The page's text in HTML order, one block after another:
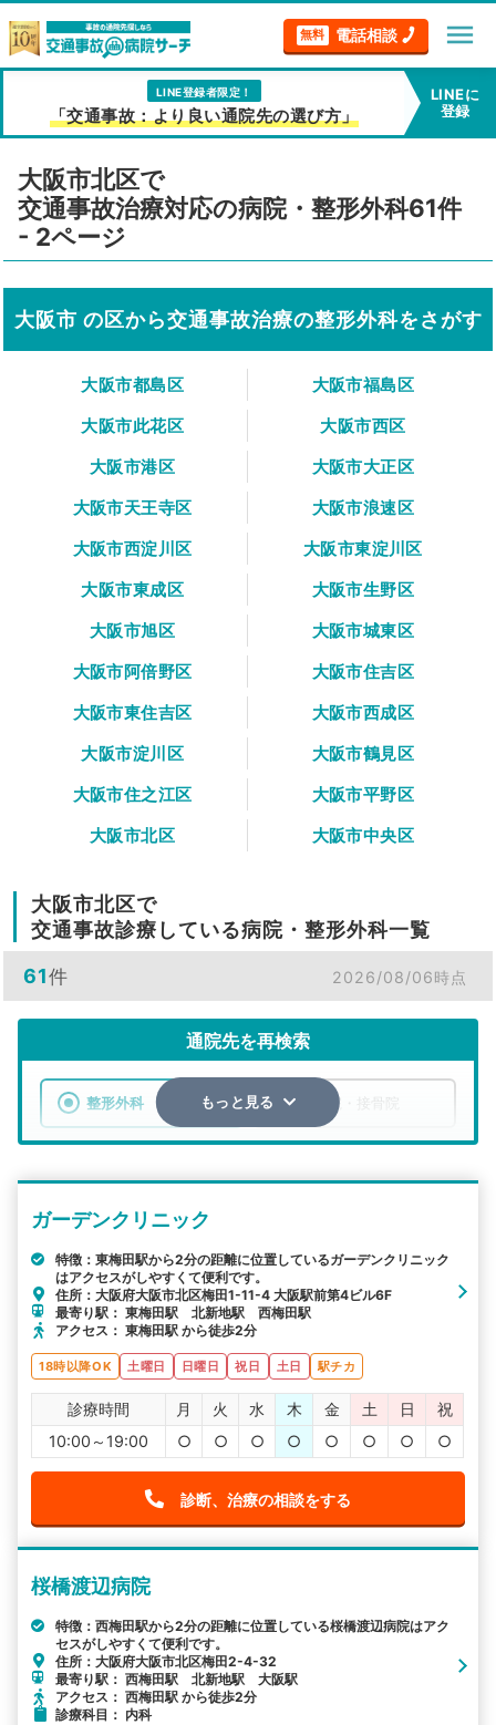
無料 電話相談 menu
LINE登録者限定！
「交通事故：より良い通院先の選び方」
LINEに
登録
大阪市北区で
交通事故治療対応の病院・整形外科61件
- 2ページ
大阪市 の区から交通事故治療の整形外科をさがす
大阪市都島区
大阪市福島区
大阪市此花区
大阪市西区
大阪市港区
大阪市大正区
大阪市天王寺区
大阪市浪速区
大阪市西淀川区
大阪市東淀川区
大阪市東成区
大阪市生野区
大阪市旭区
大阪市城東区
大阪市阿倍野区
大阪市住吉区
大阪市東住吉区
大阪市西成区
大阪市淀川区
大阪市鶴見区
大阪市住之江区
大阪市平野区
大阪市北区
大阪市中央区
大阪市北区で
交通事故診療している病院・整形外科一覧
61件 2026/08/06時点
通院先を再検索
整形外科 整骨院・接骨院
詳細条件で絞り込む
その他の検索方法
駅から探す 院名から探す
もっと見る
ガーデンクリニック
特徴：東梅田駅から2分の距離に位置しているガーデンクリニック
はアクセスがしやすくて便利です。
住所：大阪府大阪市北区梅田1-11-4 大阪駅前第4ビル6F
最寄り駅： 東梅田駅 北新地駅 西梅田駅
アクセス： 東梅田駅 から徒歩2分
18時以降OK 土曜日 日曜日 祝日 土日 駅チカ
診療時間 月 火 水 木 金 土 日
祝
10:00～19:00
○ ○ ○ ○ ○ ○ ○ ○
診断、治療の相談をする
桜橋渡辺病院
特徴：西梅田駅から2分の距離に位置している桜橋渡辺病院はアク
セスがしやすくて便利です。
住所：大阪府大阪市北区梅田2-4-32
最寄り駅： 西梅田駅 北新地駅 大阪駅
アクセス： 西梅田駅 から徒歩2分
診療科目： 内科